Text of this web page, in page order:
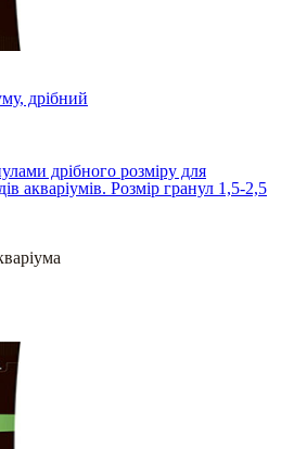
дрібний
дрібного розміру для
акваріумів. Розмір гранул 1,5-2,5